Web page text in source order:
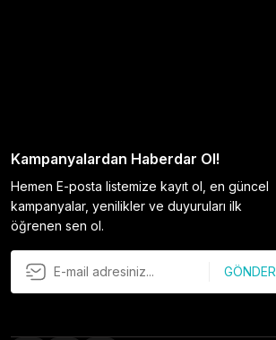
Kampanyalardan Haberdar Ol!
Hemen E-posta listemize kayıt ol, en güncel
kampanyalar, yenilikler ve duyuruları ilk
öğrenen sen ol.
GÖNDER